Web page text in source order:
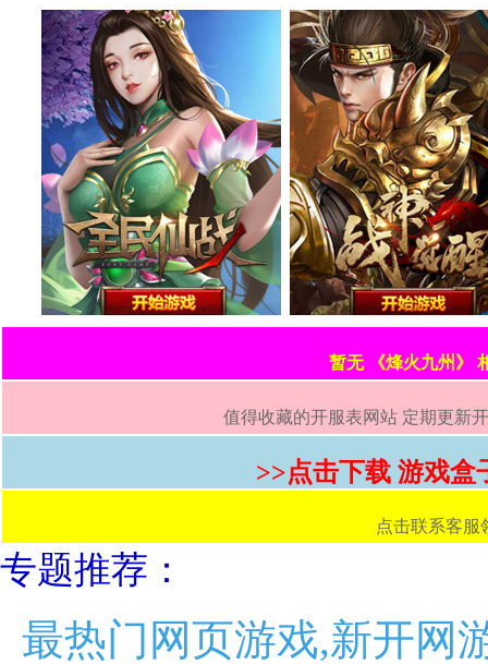
暂无 《烽火九州》
值得收藏的开服表网站 定期更新
>>点击下载 游戏盒
点击联系客服
专题推荐：
最热门网页游戏,新开网